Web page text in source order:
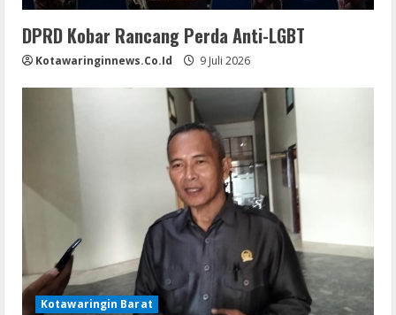
DPRD Kobar Rancang Perda Anti-LGBT
Kotawaringinnews.co.id 9 Juli 2026
Kotawaringin Barat